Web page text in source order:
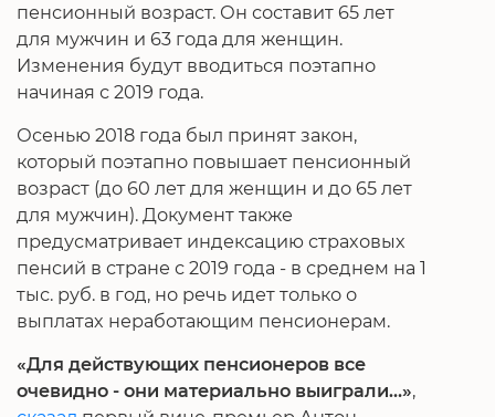
пенсионный возраст. Он составит 65 лет
для мужчин и 63 года для женщин.
Изменения будут вводиться поэтапно
начиная с 2019 года.
Осенью 2018 года был принят закон,
который поэтапно повышает пенсионный
возраст (до 60 лет для женщин и до 65 лет
для мужчин). Документ также
предусматривает индексацию страховых
пенсий в стране с 2019 года - в среднем на 1
тыс. руб. в год, но речь идет только о
выплатах неработающим пенсионерам.
«Для действующих пенсионеров все
очевидно - они материально выиграли…»,